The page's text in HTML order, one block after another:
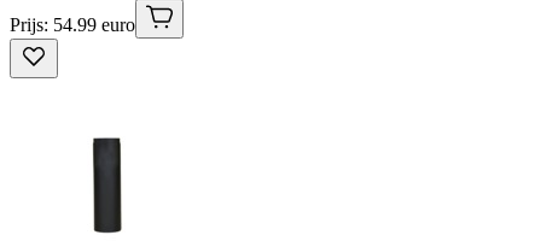
Prijs: 54.99 euro